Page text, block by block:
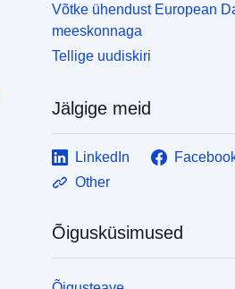
Võtke ühendust European
meeskonnaga
Tellige uudiskiri
Jälgige meid
LinkedIn
Other
Õigusküsimused